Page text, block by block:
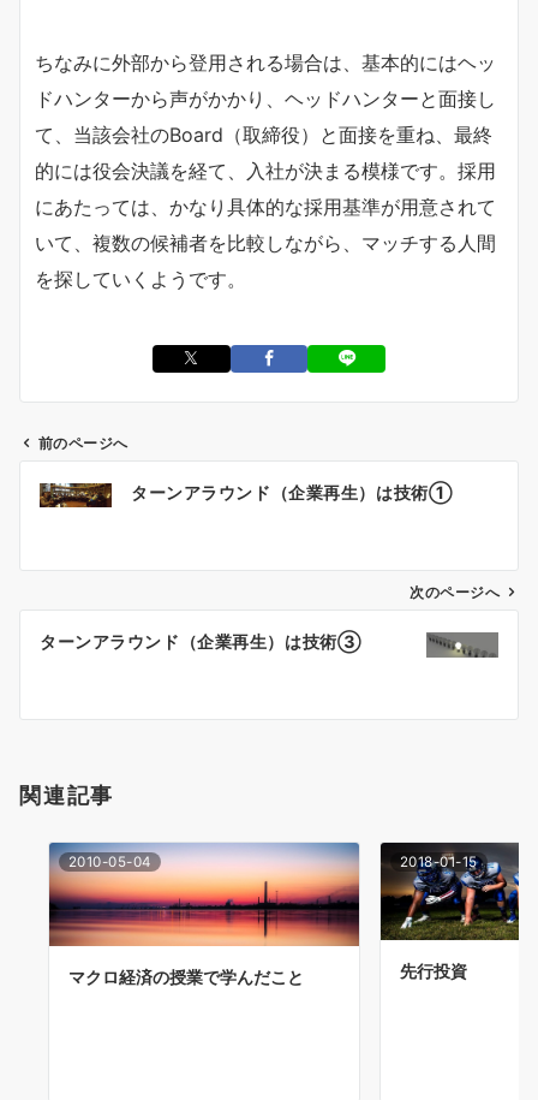
ちなみに外部から登用される場合は、基本的にはヘッ
ドハンターから声がかかり、ヘッドハンターと面接し
て、当該会社のBoard（取締役）と面接を重ね、最終
的には役会決議を経て、入社が決まる模様です。採用
にあたっては、かなり具体的な採用基準が用意されて
いて、複数の候補者を比較しながら、マッチする人間
を探していくようです。
ン
前のページへ
ターンアラウンド（企業再生）は技術①
次のページへ
ターンアラウンド（企業再生）は技術③
関連記事
2010-05-04
マクロ経済の授業で学んだこと
2018-01-15
先行投資